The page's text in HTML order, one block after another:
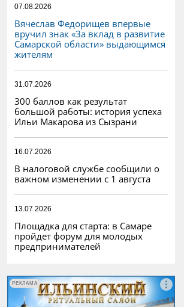
07.08.2026
Вячеслав Федорищев впервые
вручил знак «За вклад в развитие
Самарской области» выдающимся
жителям
31.07.2026
300 баллов как результат
большой работы: история успеха
Ильи Макарова из Сызрани
16.07.2026
В налоговой службе сообщили о
важном изменении с 1 августа
13.07.2026
Площадка для старта: в Самаре
пройдет форум для молодых
предпринимателей
РЕКЛАМА